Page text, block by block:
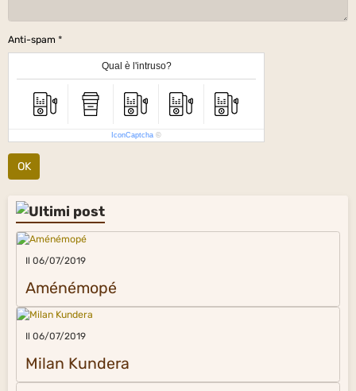
Anti-spam
Qual è l'intruso?
IconCaptcha ©
OK
Il 06/07/2019
Aménémopé
Il 06/07/2019
Milan Kundera